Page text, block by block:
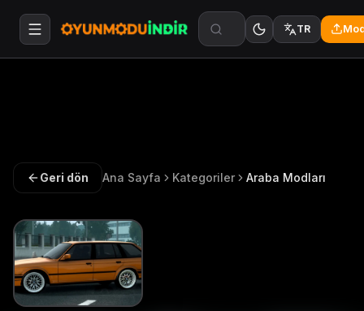
TR
Geri dön Ana Sayfa Kategoriler Araba Modları